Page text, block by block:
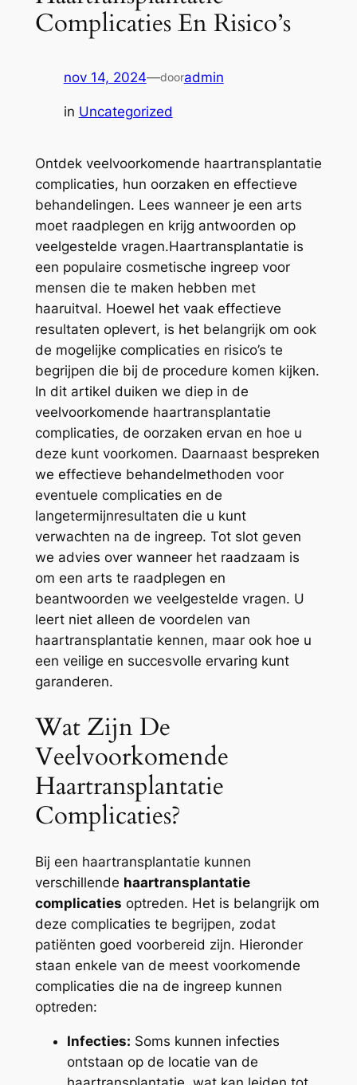
Complicaties En Risico’s
nov 14, 2024—dooradmin
in Uncategorized
Ontdek veelvoorkomende haartransplantatie
complicaties, hun oorzaken en effectieve
behandelingen. Lees wanneer je een arts
moet raadplegen en krijg antwoorden op
veelgestelde vragen.Haartransplantatie is
een populaire cosmetische ingreep voor
mensen die te maken hebben met
haaruitval. Hoewel het vaak effectieve
resultaten oplevert, is het belangrijk om ook
de mogelijke complicaties en risico’s te
begrijpen die bij de procedure komen kijken.
In dit artikel duiken we diep in de
veelvoorkomende haartransplantatie
complicaties, de oorzaken ervan en hoe u
deze kunt voorkomen. Daarnaast bespreken
we effectieve behandelmethoden voor
eventuele complicaties en de
langetermijnresultaten die u kunt
verwachten na de ingreep. Tot slot geven
we advies over wanneer het raadzaam is
om een arts te raadplegen en
beantwoorden we veelgestelde vragen. U
leert niet alleen de voordelen van
haartransplantatie kennen, maar ook hoe u
een veilige en succesvolle ervaring kunt
garanderen.
Wat Zijn De
Veelvoorkomende
Haartransplantatie
Complicaties?
Bij een haartransplantatie kunnen
verschillende haartransplantatie
complicaties optreden. Het is belangrijk om
deze complicaties te begrijpen, zodat
patiënten goed voorbereid zijn. Hieronder
staan enkele van de meest voorkomende
complicaties die na de ingreep kunnen
optreden:
Infecties: Soms kunnen infecties
ontstaan op de locatie van de